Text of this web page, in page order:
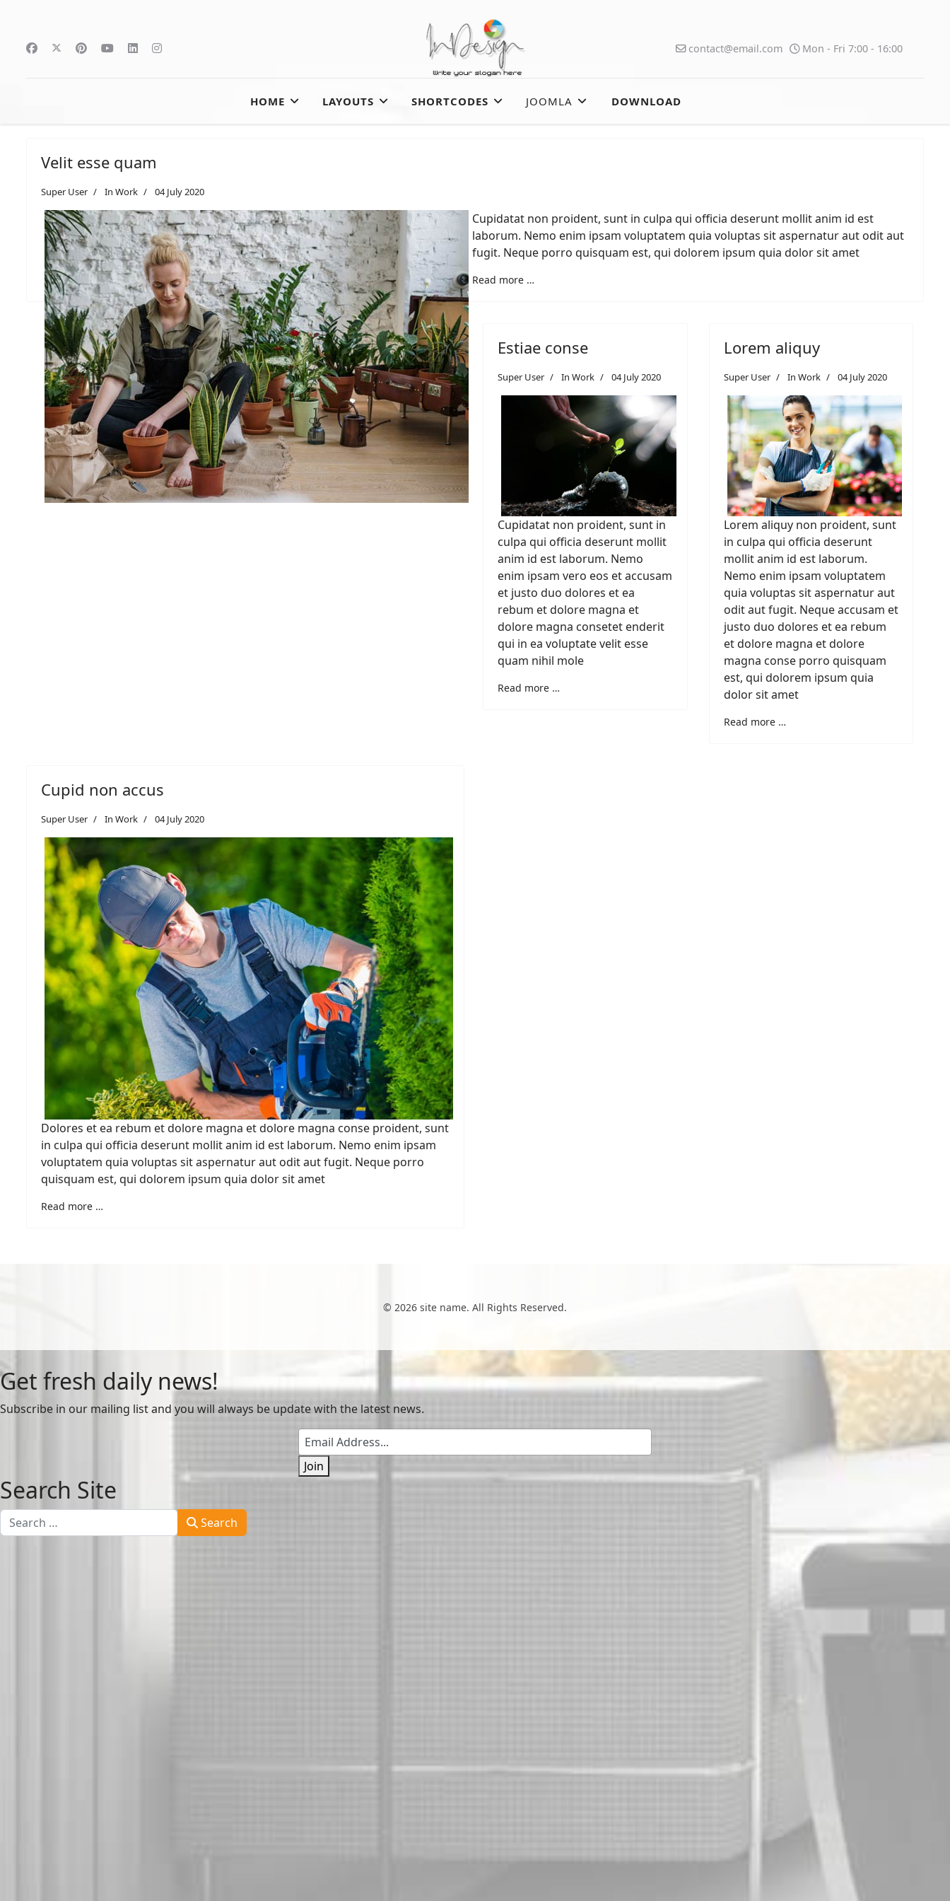
contact@email.com Mon - Fri 7:00 - 16:00
HOME LAYOUTS SHORTCODES JOOMLA DOWNLOAD
Velit esse quam
Super User In Work 04 July 2020
Cupidatat non proident, sunt in culpa qui officia deserunt mollit anim id est
laborum. Nemo enim ipsam voluptatem quia voluptas sit aspernatur aut odit aut
fugit. Neque porro quisquam est, qui dolorem ipsum quia dolor sit amet
Read more …
Estiae conse
Super User In Work 04 July 2020
Cupidatat non proident, sunt in
culpa qui officia deserunt mollit
anim id est laborum. Nemo
enim ipsam vero eos et accusam
et justo duo dolores et ea
rebum et dolore magna et
dolore magna consetet enderit
qui in ea voluptate velit esse
quam nihil mole
Read more …
Lorem aliquy
Super User In Work 04 July 2020
Lorem aliquy non proident, sunt
in culpa qui officia deserunt
mollit anim id est laborum.
Nemo enim ipsam voluptatem
quia voluptas sit aspernatur aut
odit aut fugit. Neque accusam et
justo duo dolores et ea rebum
et dolore magna et dolore
magna conse porro quisquam
est, qui dolorem ipsum quia
dolor sit amet
Read more …
Cupid non accus
Super User In Work 04 July 2020
Dolores et ea rebum et dolore magna et dolore magna conse proident, sunt
in culpa qui officia deserunt mollit anim id est laborum. Nemo enim ipsam
voluptatem quia voluptas sit aspernatur aut odit aut fugit. Neque porro
quisquam est, qui dolorem ipsum quia dolor sit amet
Read more …
© 2026 site name. All Rights Reserved.
Get fresh daily news!
Subscribe in our mailing list and you will always be update with the latest news.
Join
Search Site
Search Search